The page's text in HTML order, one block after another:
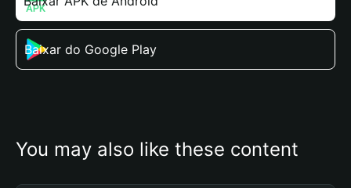
Baixar do Google Play
You may also like these content